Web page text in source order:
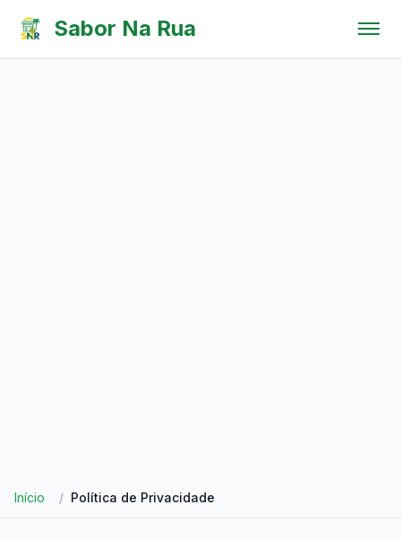
Sabor Na Rua
Início / Política de Privacidade